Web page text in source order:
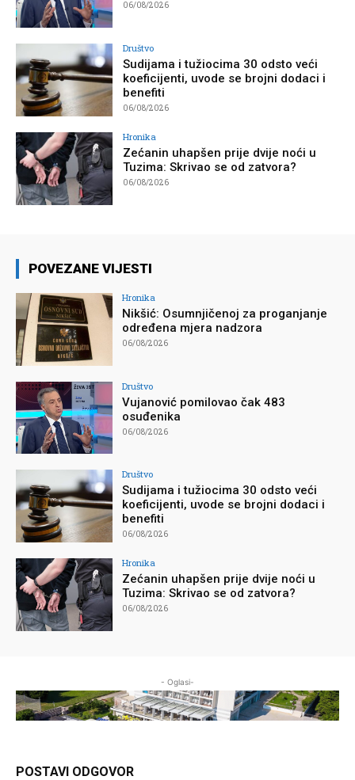
06/08/2026
Društvo
Sudijama i tužiocima 30 odsto veći
koeficijenti, uvode se brojni dodaci i
benefiti
06/08/2026
Hronika
Zećanin uhapšen prije dvije noći u
Tuzima: Skrivao se od zatvora?
06/08/2026
POVEZANE VIJESTI
Hronika
Nikšić: Osumnjičenoj za proganjanje
određena mjera nadzora
06/08/2026
Društvo
Vujanović pomilovao čak 483
osuđenika
06/08/2026
Društvo
Sudijama i tužiocima 30 odsto veći
koeficijenti, uvode se brojni dodaci i
benefiti
06/08/2026
Hronika
Zećanin uhapšen prije dvije noći u
Tuzima: Skrivao se od zatvora?
06/08/2026
- Oglasi-
POSTAVI ODGOVOR